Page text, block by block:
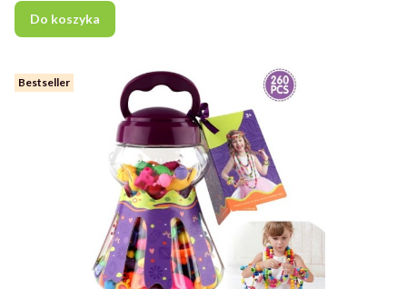
Do koszyka
Bestseller